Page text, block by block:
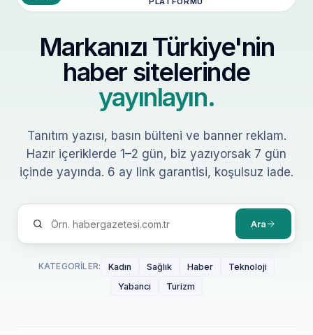
Markanızı Türkiye'nin
haber sitelerinde
yayınlayın.
Tanıtım yazısı, basın bülteni ve banner reklam.
Hazır içeriklerde 1–2 gün, biz yazıyorsak 7 gün
içinde yayında. 6 ay link garantisi, koşulsuz iade.
Ara
KATEGORILER: Kadın Sağlık Haber
Teknoloji
Yabancı
Turizm